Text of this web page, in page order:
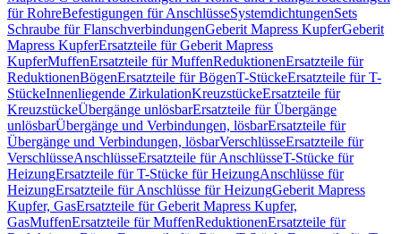
für RohreBefestigungen für AnschlüsseSystemdichtungenSets
Schraube für FlanschverbindungenGeberit Mapress KupferGeberit
Mapress KupferErsatzteile für Geberit Mapress
KupferMuffenErsatzteile für MuffenReduktionenErsatzteile für
ReduktionenBögenErsatzteile für BögenT-StückeErsatzteile für T-
StückeInnenliegende ZirkulationKreuzstückeErsatzteile für
KreuzstückeÜbergänge unlösbarErsatzteile für Übergänge
unlösbarÜbergänge und Verbindungen, lösbarErsatzteile für
Übergänge und Verbindungen, lösbarVerschlüsseErsatzteile für
VerschlüsseAnschlüsseErsatzteile für AnschlüsseT-Stücke für
HeizungErsatzteile für T-Stücke für HeizungAnschlüsse für
HeizungErsatzteile für Anschlüsse für HeizungGeberit Mapress
Kupfer, GasErsatzteile für Geberit Mapress Kupfer,
GasMuffenErsatzteile für MuffenReduktionenErsatzteile für